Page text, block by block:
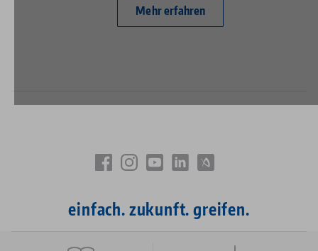
Mehr erfahren
einfach. zukunft. greifen.